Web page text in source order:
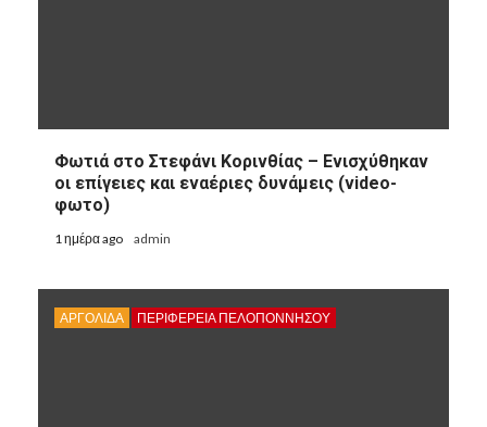
Φωτιά στο Στεφάνι Κορινθίας – Ενισχύθηκαν
οι επίγειες και εναέριες δυνάμεις (video-
φωτο)
1 ημέρα ago admin
ΑΡΓΟΛΙΔΑ ΠΕΡΙΦΈΡΕΙΑ ΠΕΛΟΠΟΝΝΉΣΟΥ